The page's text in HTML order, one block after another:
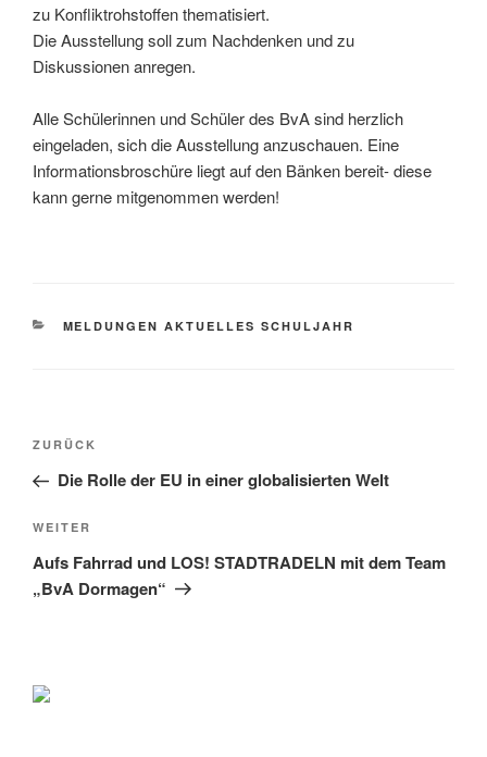
zu Konfliktrohstoffen thematisiert.
Die Ausstellung soll zum Nachdenken und zu
Diskussionen anregen.
Alle Schülerinnen und Schüler des BvA sind herzlich
eingeladen, sich die Ausstellung anzuschauen. Eine
Informationsbroschüre liegt auf den Bänken bereit- diese
kann gerne mitgenommen werden!
KATEGORIEN
MELDUNGEN AKTUELLES SCHULJAHR
Beitragsnavigation
Vorheriger
Beitrag
ZURÜCK
Die Rolle der EU in einer globalisierten Welt
Nächster
Beitrag
WEITER
Aufs Fahrrad und LOS! STADTRADELN mit dem Team
„BvA Dormagen“